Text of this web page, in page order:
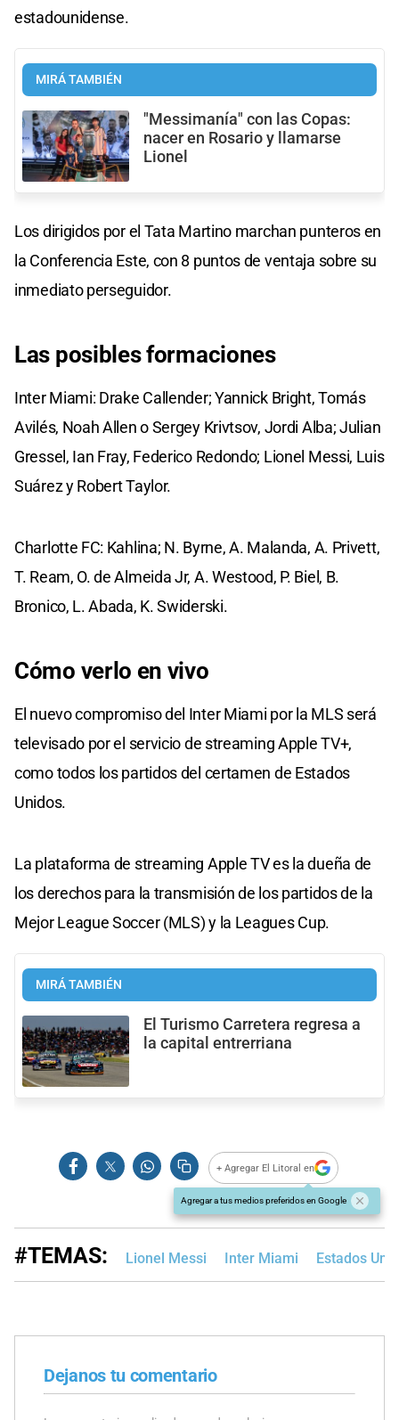
estadounidense.
MIRÁ TAMBIÉN
"Messimanía" con las Copas:
nacer en Rosario y llamarse
Lionel
Los dirigidos por el Tata Martino marchan punteros en
la Conferencia Este, con 8 puntos de ventaja sobre su
inmediato perseguidor.
Las posibles formaciones
Inter Miami: Drake Callender; Yannick Bright, Tomás
Avilés, Noah Allen o Sergey Krivtsov, Jordi Alba; Julian
Gressel, Ian Fray, Federico Redondo; Lionel Messi, Luis
Suárez y Robert Taylor.
Charlotte FC: Kahlina; N. Byrne, A. Malanda, A. Privett,
T. Ream, O. de Almeida Jr, A. Westood, P. Biel, B.
Bronico, L. Abada, K. Swiderski.
Cómo verlo en vivo
El nuevo compromiso del Inter Miami por la MLS será
televisado por el servicio de streaming Apple TV+,
como todos los partidos del certamen de Estados
Unidos.
La plataforma de streaming Apple TV es la dueña de
los derechos para la transmisión de los partidos de la
Mejor League Soccer (MLS) y la Leagues Cup.
MIRÁ TAMBIÉN
El Turismo Carretera regresa a
la capital entrerriana
+ Agregar El Litoral en
Agregar a tus medios preferidos en Google
#TEMAS: Lionel Messi Inter Miami Estados
Dejanos tu comentario